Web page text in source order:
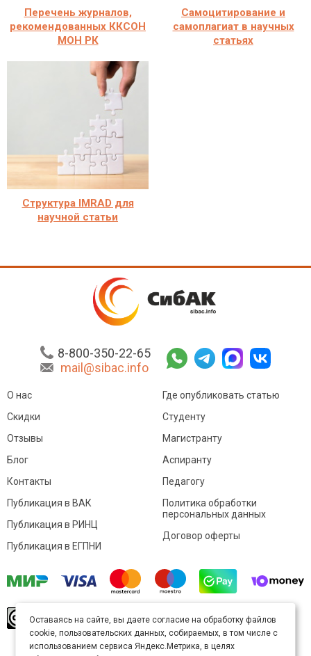
Перечень журналов,
рекомендованных ККСОН
МОН РК
Самоцитирование и
самоплагиат в научных
статьях
Структура IMRAD для
научной статьи
8-800-350-22-65
mail@sibac.info
О нас
Скидки
Отзывы
Блог
Контакты
Где опубликовать статью
Студенту
Магистранту
Аспиранту
Педагогу
Публикация в ВАК
Публикация в РИНЦ
Публикация в ЕГПНИ
Политика обработки
персональных данных
Договор оферты
произведение доступно полицензии Creative
Commons «Attribution» («Атрибуция») 4.0
Непортированная.
Оставаясь на сайте, вы даете согласие на обработку файлов
cookie, пользовательских данных, собираемых, в том числе с
использованием сервиса Яндекс.Метрика, в целях